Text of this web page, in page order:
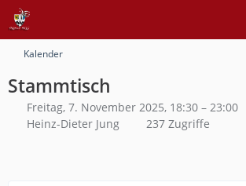
Kalender
Stammtisch
Freitag, 7. November 2025, 18:30 – 23:00
Heinz-Dieter Jung
237 Zugriffe